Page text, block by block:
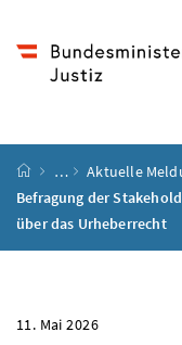
Startseite
…
Aktuelle
Befragung der
über das Urheberrecht
11. Mai 2026